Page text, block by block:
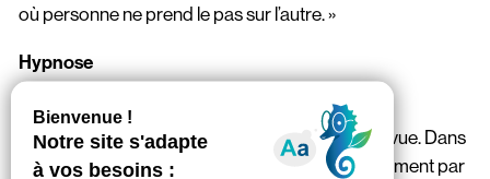
où personne ne prend le pas sur l’autre. »
Hypnose
« La découverte du satori dépend d’un état de
concentration ou d’un changement de point de vue. Dans
le spectacle, la concentration se fait progressivement par